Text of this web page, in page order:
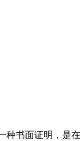
书面证明，